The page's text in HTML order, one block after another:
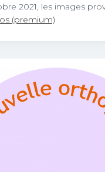
2021, les images
(premium)